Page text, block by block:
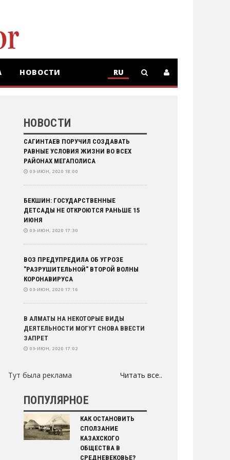
НОВОСТИ
RU
НОВОСТИ
САГИНТАЕВ ПОРУЧИЛ СОЗДАВАТЬ
РАВНЫЕ УСЛОВИЯ ЖИЗНИ ВО ВСЕХ
РАЙОНАХ МЕГАПОЛИСА
03-ИЮН, 2020 18:00
БЕКШИН: ГОСУДАРСТВЕННЫЕ
ДЕТСАДЫ НЕ ОТКРОЮТСЯ РАНЬШЕ 15
ИЮНЯ
03-ИЮН, 2020 17:30
ВОЗ ПРЕДУПРЕДИЛА ОБ УГРОЗЕ
"РАЗРУШИТЕЛЬНОЙ" ВТОРОЙ ВОЛНЫ
КОРОНАВИРУСА
03-ИЮН, 2020 17:16
В АЛМАТЫ НА НЕКОТОРЫЕ ВИДЫ
ДЕЯТЕЛЬНОСТИ МОГУТ СНОВА ВВЕСТИ
ЗАПРЕТ
03-ИЮН, 2020 17:02
52 АВТОМОБИЛЯ ПОЧТИ ЗА 424 МЛН
ПОЛИЦИЯ
КАК БУДУТ ИСЧИСЛЯТЬ ЗАРАБОТНУЮ
ПЛАТУ ПЕДАГОГАМ
Читать все..
Тут была реклама
ПОПУЛЯРНОЕ
КАК ОСТАНОВИТЬ
СПОЛЗАНИЕ
КАЗАХСКОГО
ОБЩЕСТВА В
СРЕДНЕВЕКОВЬЕ?